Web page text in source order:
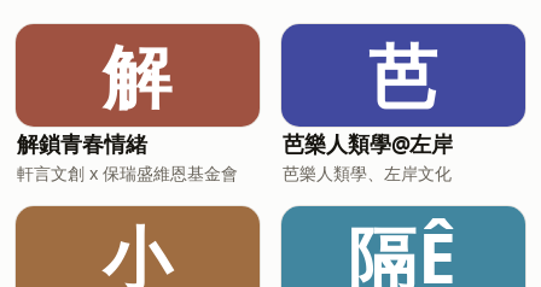
域的故事，真人演出，畫面很像在看院線
片。大概20分鐘。我們隨行有個團員，從
廁所帶了一包衛生紙進去，本來是怕沙
塵，結果整包拿來擦眼淚。她說，看到張
騫在沙漠裡
明。在《禮記》裡甚至就已經有相關記
載：「水者隍也，庸者城也。」這也是城
隍信仰最早的雛形。所以城隍最早並不是
大家想像中的陰間神祇，而是一種地方守
護神的概念。後來到了漢代之後，城隍祭
祀才逐漸普及到民間。慢慢地，人們也開
始相信城隍爺除了守護地方平安之外，還
肩負了審理冤屈、維持陰陽秩序的重要責
任。為什麼很多人從小都怕城隍廟？Alice
分享，小時候在金門，外婆家附近就有一
解
解鎖青春情緒
軒言文創 x 保瑞盛維恩基金會
芭
芭樂人類學@左岸
芭樂人類學、左岸文化
小 隔Ê